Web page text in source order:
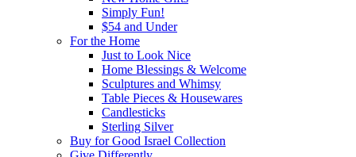
Simply Fun!
$54 and Under
For the Home
Just to Look Nice
Home Blessings & Welcome
Sculptures and Whimsy
Table Pieces & Housewares
Candlesticks
Sterling Silver
Buy for Good Israel Collection